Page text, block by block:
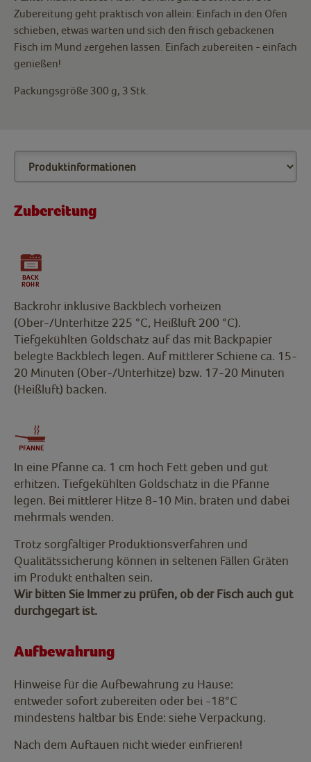
Zubereitung geht praktisch von allein: Einfach in den Ofen
schieben, etwas warten und sich den frisch gebackenen
Fisch im Mund zergehen lassen. Einfach zubereiten - einfach
genießen!
Packungsgröße 300 g, 3 Stk.
Zubereitung
Backrohr inklusive Backblech vorheizen
(Ober-/Unterhitze 225 °C, Heißluft 200 °C).
Tiefgekühlten Goldschatz auf das mit Backpapier
belegte Backblech legen. Auf mittlerer Schiene ca. 15-
20 Minuten (Ober-/Unterhitze) bzw. 17-20 Minuten
(Heißluft) backen.
In eine Pfanne ca. 1 cm hoch Fett geben und gut
erhitzen. Tiefgekühlten Goldschatz in die Pfanne
legen. Bei mittlerer Hitze 8-10 Min. braten und dabei
mehrmals wenden.
Trotz sorgfältiger Produktionsverfahren und
Qualitätssicherung können in seltenen Fällen Gräten
im Produkt enthalten sein.
Wir bitten Sie Immer zu prüfen, ob der Fisch auch gut
durchgegart ist.
Aufbewahrung
Hinweise für die Aufbewahrung zu Hause:
entweder sofort zubereiten oder bei -18°C
mindestens haltbar bis Ende: siehe Verpackung.
Nach dem Auftauen nicht wieder einfrieren!